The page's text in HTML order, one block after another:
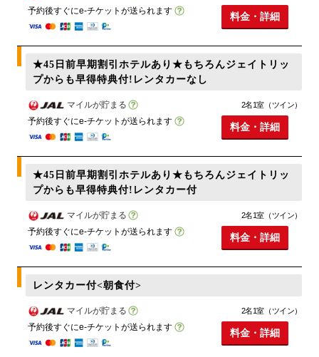
予約後すぐにe-チケットが送られます
料金・詳細
★45日前早期割引ホテルあり★もちろんジェイトリッ
プからも早得特典付!レンタカーなし
マイルが貯まる
予約後すぐにe-チケットが送られます
2名1室（ツイン）
料金・詳細
★45日前早期割引ホテルあり★もちろんジェイトリッ
プからも早得特典付!レンタカー付
マイルが貯まる
予約後すぐにe-チケットが送られます
2名1室（ツイン）
料金・詳細
レンタカー付<朝食付>
マイルが貯まる
予約後すぐにe-チケットが送られます
2名1室（ツイン）
料金・詳細